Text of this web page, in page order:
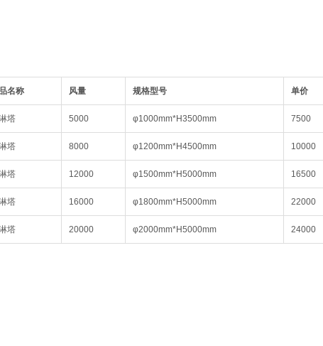
名称 风量 规格型号 单价
塔 5000 φ1000mm*H3500mm 7500
塔 8000 φ1200mm*H4500mm 10000
塔 12000 φ1500mm*H5000mm 16500
塔 16000 φ1800mm*H5000mm 22000
塔 20000 φ2000mm*H5000mm 24000